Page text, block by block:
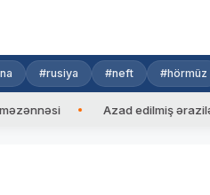
#rusiya #neft #hörmüz
Azad edilmiş ərazilərdə